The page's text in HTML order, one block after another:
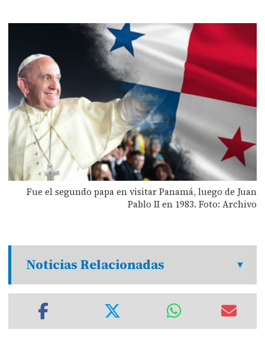
Fue el segundo papa en visitar Panamá, luego de Juan
Pablo II en 1983. Foto: Archivo
Noticias Relacionadas